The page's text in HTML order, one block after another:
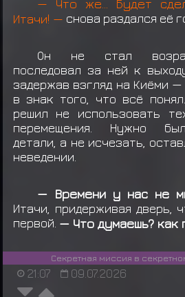
— Что же... Будет
Итачи! — снова раздался её
Он не стал
последовал за ней к
задержав взгляд на Киёми
в знак того, что всё
решил не использовать
перемещения. Нужно
детали, а не исчезать,
неведении.
— Времени у нас не
Итачи, придерживая дверь,
первой. — Что думаешь? как
Секретная миссия в
21:07 09.07.2026